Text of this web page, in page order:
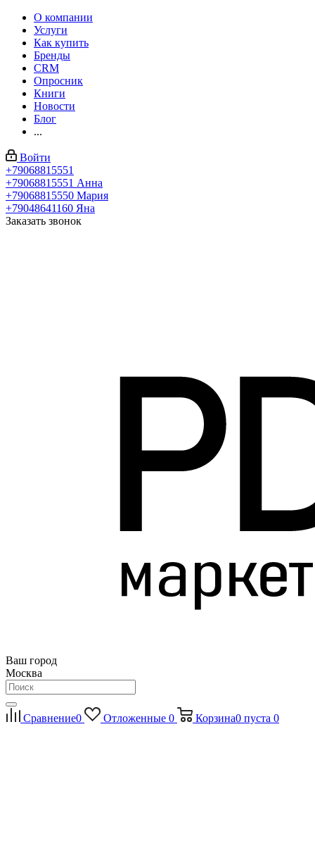
О компании
Услуги
Как купить
Бренды
CRM
Опросник
Книги
Новости
Блог
...
Войти
+79068815551
+79068815551 Анна
+79068815550 Мария
+79048641160 Яна
Заказать звонок
Ваш город
Москва
Сравнение0 Отложенные 0 Корзина0 пуста 0